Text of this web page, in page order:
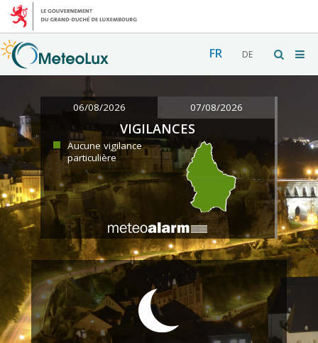
FR DE
06/08/2026 07/08/2026
VIGILANCES
Aucune vigilance
particulière